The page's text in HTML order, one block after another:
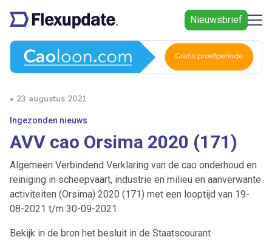
Nieuwsbrief
• 23 augustus 2021
Ingezonden nieuws
AVV cao Orsima 2020 (171)
Algemeen Verbindend Verklaring van de cao onderhoud en
reiniging in scheepvaart, industrie en milieu en aanverwante
activiteiten (Orsima) 2020 (171) met een looptijd van 19-
08-2021 t/m 30-09-2021.
Bekijk in de bron het besluit in de Staatscourant